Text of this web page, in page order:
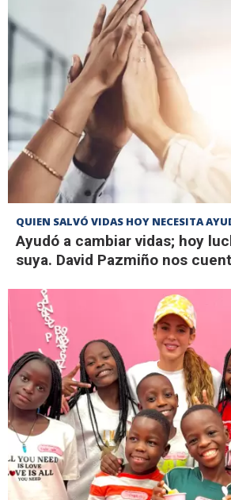
QUIEN SALVÓ VIDAS HOY NECESITA
Ayudó a cambiar vidas; hoy
suya. David Pazmiño nos